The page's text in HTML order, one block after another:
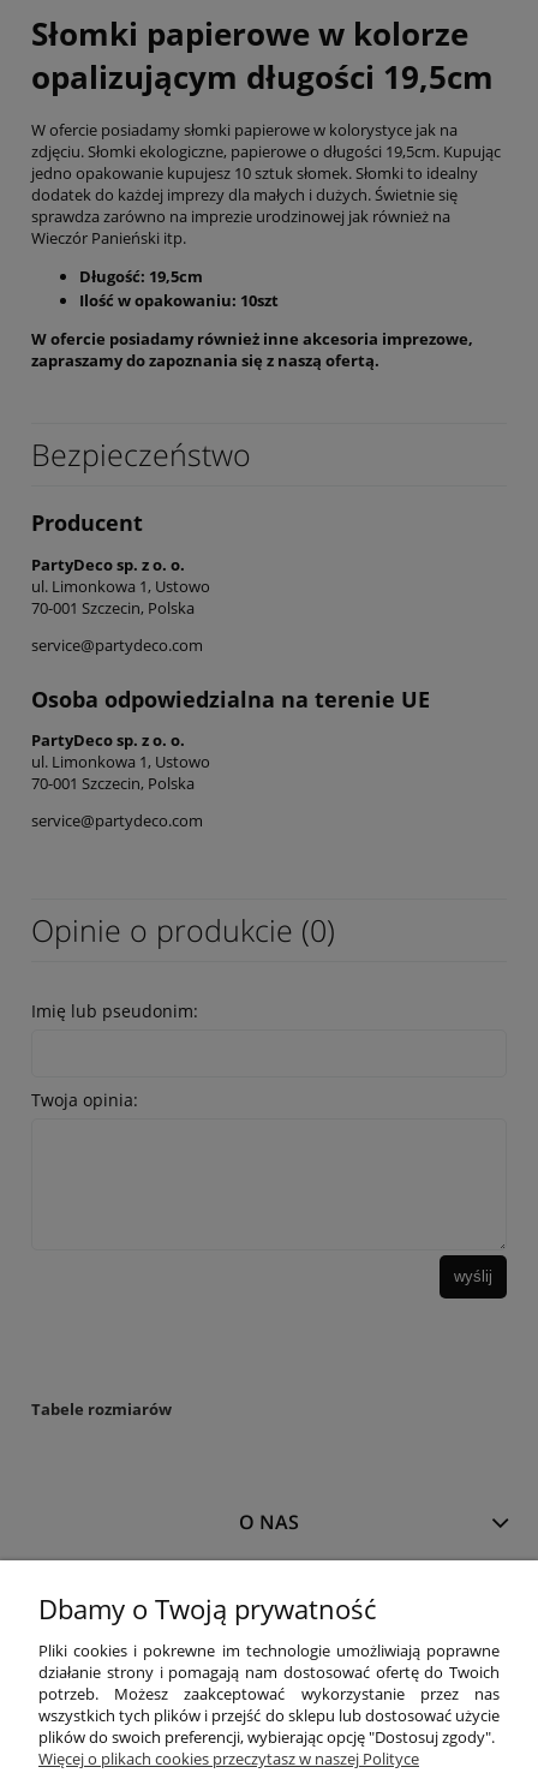
Słomki papierowe w kolorze
opalizującym długości 19,5cm
W ofercie posiadamy słomki papierowe w kolorystyce jak na
zdjęciu. Słomki ekologiczne, papierowe o długości 19,5cm. Kupując
jedno opakowanie kupujesz 10 sztuk słomek. Słomki to idealny
dodatek do każdej imprezy dla małych i dużych. Świetnie się
sprawdza zarówno na imprezie urodzinowej jak również na
Wieczór Panieński itp.
Długość: 19,5cm
Ilość w opakowaniu: 10szt
W ofercie posiadamy również inne akcesoria imprezowe,
zapraszamy do zapoznania się z naszą ofertą.
Bezpieczeństwo
Producent
PartyDeco sp. z o. o.
ul. Limonkowa 1, Ustowo
70-001 Szczecin, Polska
service@partydeco.com
Osoba odpowiedzialna na terenie UE
PartyDeco sp. z o. o.
ul. Limonkowa 1, Ustowo
70-001 Szczecin, Polska
service@partydeco.com
Opinie o produkcie (0)
Imię lub pseudonim:
Twoja opinia:
wyślij
Tabele rozmiarów
O NAS
MOJE KONTO
PŁATNOŚCI I DOSTAWA
INFORMACJE
Dbamy o Twoją prywatność
Pliki cookies i pokrewne im technologie umożliwiają poprawne
działanie strony i pomagają nam dostosować ofertę do Twoich
potrzeb. Możesz zaakceptować wykorzystanie przez nas
wszystkich tych plików i przejść do sklepu lub dostosować użycie
plików do swoich preferencji, wybierając opcję "Dostosuj zgody".
Więcej o plikach cookies przeczytasz w naszej Polityce